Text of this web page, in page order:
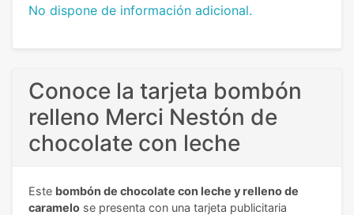
No dispone de información adicional.
Conoce la tarjeta bombón
relleno Merci Nestón de
chocolate con leche
Este bombón de chocolate con leche y relleno de
caramelo se presenta con una tarjeta publicitaria